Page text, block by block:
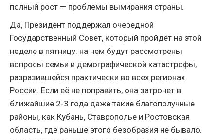
полный рост — проблемы вымирания страны.
Да, Президент поддержал очередной
Государственный Совет, который пройдёт на этой
неделе в пятницу: на нем будут рассмотрены
вопросы семьи и демографической катастрофы,
разразившейся практически во всех регионах
России. Если её не поправить, она затронет в
ближайшие 2-3 года даже такие благополучные
районы, как Кубань, Ставрополье и Ростовская
область, где раньше этого безобразия не бывало.